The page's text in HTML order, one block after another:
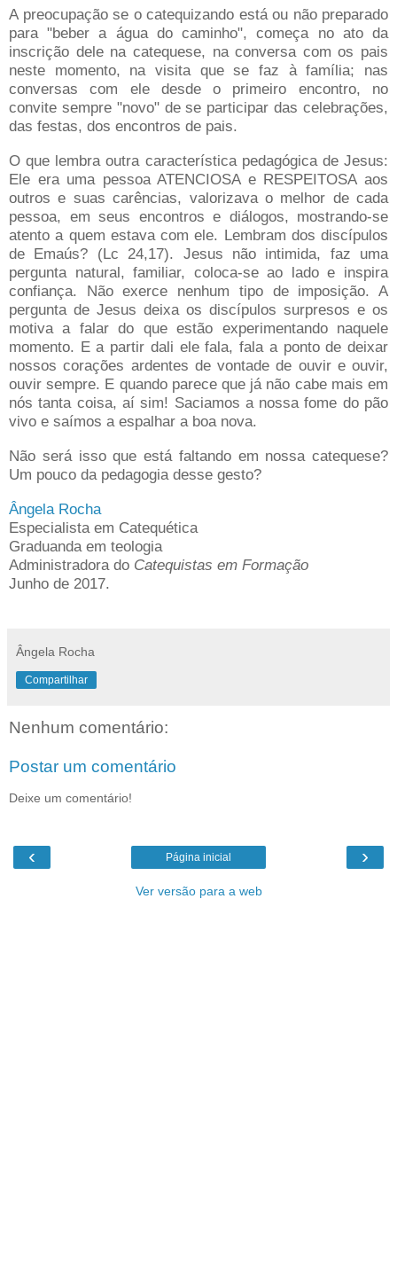
A preocupação se o catequizando está ou não preparado
para "beber a água do caminho", começa no ato da
inscrição dele na catequese, na conversa com os pais
neste momento, na visita que se faz à família; nas
conversas com ele desde o primeiro encontro, no
convite sempre "novo" de se participar das celebrações,
das festas, dos encontros de pais.
O que lembra outra característica pedagógica de Jesus:
Ele era uma pessoa ATENCIOSA e RESPEITOSA aos
outros e suas carências, valorizava o melhor de cada
pessoa, em seus encontros e diálogos, mostrando-se
atento a quem estava com ele. Lembram dos discípulos
de Emaús? (Lc 24,17). Jesus não intimida, faz uma
pergunta natural, familiar, coloca-se ao lado e inspira
confiança. Não exerce nenhum tipo de imposição. A
pergunta de Jesus deixa os discípulos surpresos e os
motiva a falar do que estão experimentando naquele
momento. E a partir dali ele fala, fala a ponto de deixar
nossos corações ardentes de vontade de ouvir e ouvir,
ouvir sempre. E quando parece que já não cabe mais em
nós tanta coisa, aí sim! Saciamos a nossa fome do pão
vivo e saímos a espalhar a boa nova.
Não será isso que está faltando em nossa catequese?
Um pouco da pedagogia desse gesto?
Ângela Rocha
Especialista em Catequética
Graduanda em teologia
Administradora do Catequistas em Formação
Junho de 2017.
Ângela Rocha
Compartilhar
Nenhum comentário:
Postar um comentário
Deixe um comentário!
‹ ›
Página inicial
Ver versão para a web